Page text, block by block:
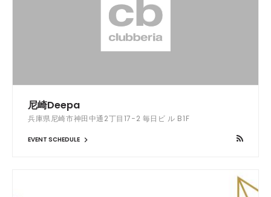
尼崎Deepa
兵庫県尼崎市神田中通2丁目17−2 毎日ビ ル B1F
EVENT SCHEDULE